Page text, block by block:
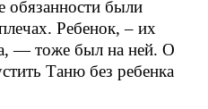
были
Ребенок, – их
— тоже был на ней. О
Таню без ребенка